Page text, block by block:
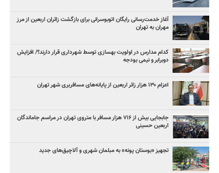
آغاز خدمت‌رسانی رایگان اتوبوسرانی برای بازگشت زائران اربعین از مرز
مهران به تهران
کدام مدارس در اولویت بهسازی توسط شهرداری قرار دارند؟/ افزایش
دوبرابر و نیمی بودجه
اعزام ۱۳۰ هزار زائر اربعین از پایانه‌های مسافربری شهر تهران
جابجایی بیش از ۷۱۶ هزار مسافر با متروی تهران در مراسم جاماندگان
اربعین حسینی
تجهیز «بوستان پونه» به مبلمان شهری و آلاچیق‌های جدید